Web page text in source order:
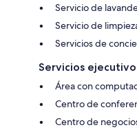
Servicio de
Servicio de
Servicios de
Servicios
Área con
Centro de
Centro de